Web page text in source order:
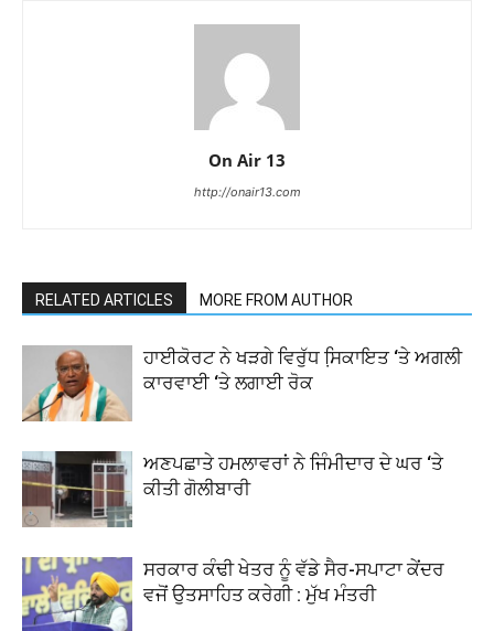
On Air 13
http://onair13.com
RELATED ARTICLES MORE FROM AUTHOR
ਹਾਈਕੋਰਟ ਨੇ ਖੜਗੇ ਵਿਰੁੱਧ ਸਿ਼ਕਾਇਤ ‘ਤੇ ਅਗਲੀ
ਕਾਰਵਾਈ ‘ਤੇ ਲਗਾਈ ਰੋਕ
ਅਣਪਛਾਤੇ ਹਮਲਾਵਰਾਂ ਨੇ ਜਿੰਮੀਦਾਰ ਦੇ ਘਰ ‘ਤੇ
ਕੀਤੀ ਗੋਲੀਬਾਰੀ
ਸਰਕਾਰ ਕੰਢੀ ਖੇਤਰ ਨੂੰ ਵੱਡੇ ਸੈਰ-ਸਪਾਟਾ ਕੇਂਦਰ
ਵਜੋਂ ਉਤਸਾਹਿਤ ਕਰੇਗੀ : ਮੁੱਖ ਮੰਤਰੀ